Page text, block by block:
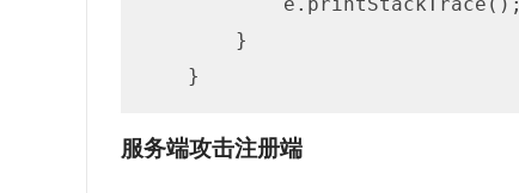
        }
服务端攻击注册端